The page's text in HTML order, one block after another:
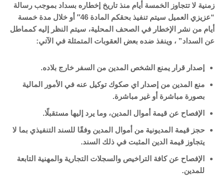
زمنية لا تتجاوز الخمسة أيام منذ تاريخ إخطاره بسداد بموجب رسالة
“عزيزي العميل سيتم تنفيذ بحقكم المادة 46″ أو خلال مدة خمسة
أيام من نشر الإخطار في الصحف المحلية، سيتم النظر إليه كمماطل
عن السداد” ، وينفذ ضده بعض العقوبات المتمثلة في الآتي:
إصدار قرار يمنع الشخص المدين من السفر خارج بلاده.
منع المدين من إصدار اي صكوك توكيل عنه في الأمور المالية
بصورة مباشرة أو غير مباشرة.
الإفصاح عن قيمة أموال المدين، وما يرد إليها مستقبلًا.
حجز قيمة المديونية من أموال المدين وفقًا للسند التنفيذي بما لا
يتجاوز قيمة الدين المثبت في ذلك السند.
الإفصاح عن كافة التراخيص والسجلات التجارية والمهنية التابعة
للمدين.